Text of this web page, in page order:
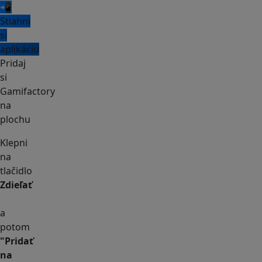
📲
Stiahni
si
aplikáciu
Pridaj
si
Gamifactory
na
plochu
Klepni
na
tlačidlo
Zdieľať
a
potom
"Pridať
na